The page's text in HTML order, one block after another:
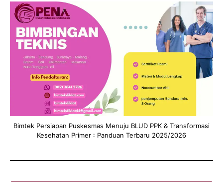
Bimtek Persiapan Puskesmas Menuju BLUD PPK & Transformasi
Kesehatan Primer : Panduan Terbaru 2025/2026